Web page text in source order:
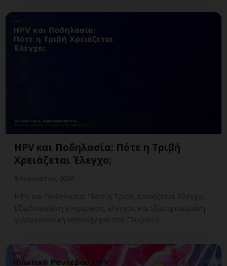
HPV και Ποδηλασία: Πότε η Τριβή
Χρειάζεται Έλεγχο;
HPV και Ποδηλασία: Πότε η Τριβή Χρειάζεται Έλεγχο;
Εξειδικευμένη ενημέρωση, έλεγχος και εξατομικευμένη
γυναικολογική καθοδήγηση στη Γλυφάδα.